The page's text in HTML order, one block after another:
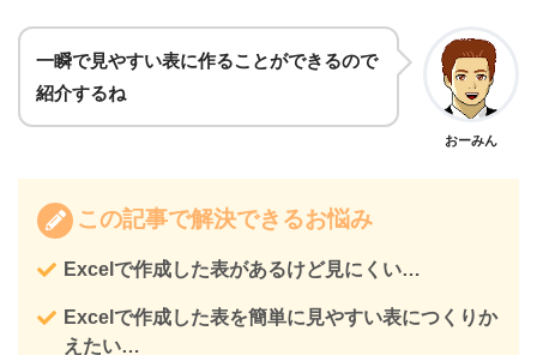
一瞬で見やすい表に作ることができるので
紹介するね
おーみん
この記事で解決できるお悩み
Excelで作成した表があるけど見にくい…
Excelで作成した表を簡単に見やすい表につくりか
えたい…